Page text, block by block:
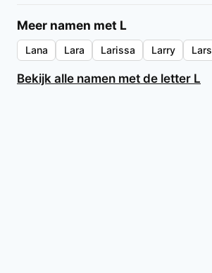
Meer namen met L
Lana Lara Larissa Larry Lars
Bekijk alle namen met de letter L